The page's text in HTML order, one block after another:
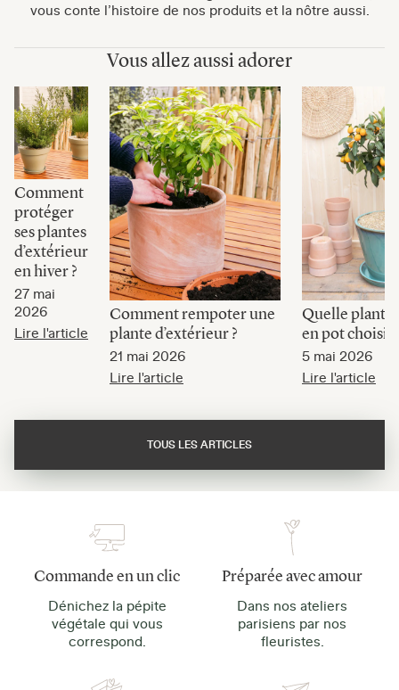
vous conte l’histoire de nos produits et la nôtre aussi.
Vous allez aussi adorer
Comment
protéger
ses plantes
d’extérieur
en hiver ?
27 mai
2026
Lire l'article
Comment rempoter une
plante d’extérieur ?
21 mai 2026
Lire l'article
Quelle plante
en pot choisir
5 mai 2026
Lire l'article
TOUS LES ARTICLES
Commande en un clic
Dénichez la pépite
végétale qui vous
correspond.
Préparée avec amour
Dans nos ateliers
parisiens par nos
fleuristes.